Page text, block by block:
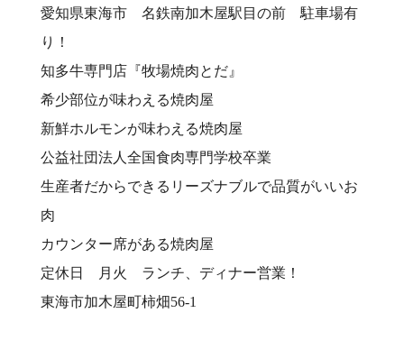
愛知県東海市 名鉄南加木屋駅目の前 駐車場有
り！⠀
知多牛専門店『牧場焼肉とだ』⠀
希少部位が味わえる焼肉屋⠀
新鮮ホルモンが味わえる焼肉屋⠀
公益社団法人全国食肉専門学校卒業⠀
生産者だからできるリーズナブルで品質がいいお
肉⠀
カウンター席がある焼肉屋⠀
定休日 月火 ランチ、ディナー営業！⠀
東海市加木屋町柿畑56-1⠀